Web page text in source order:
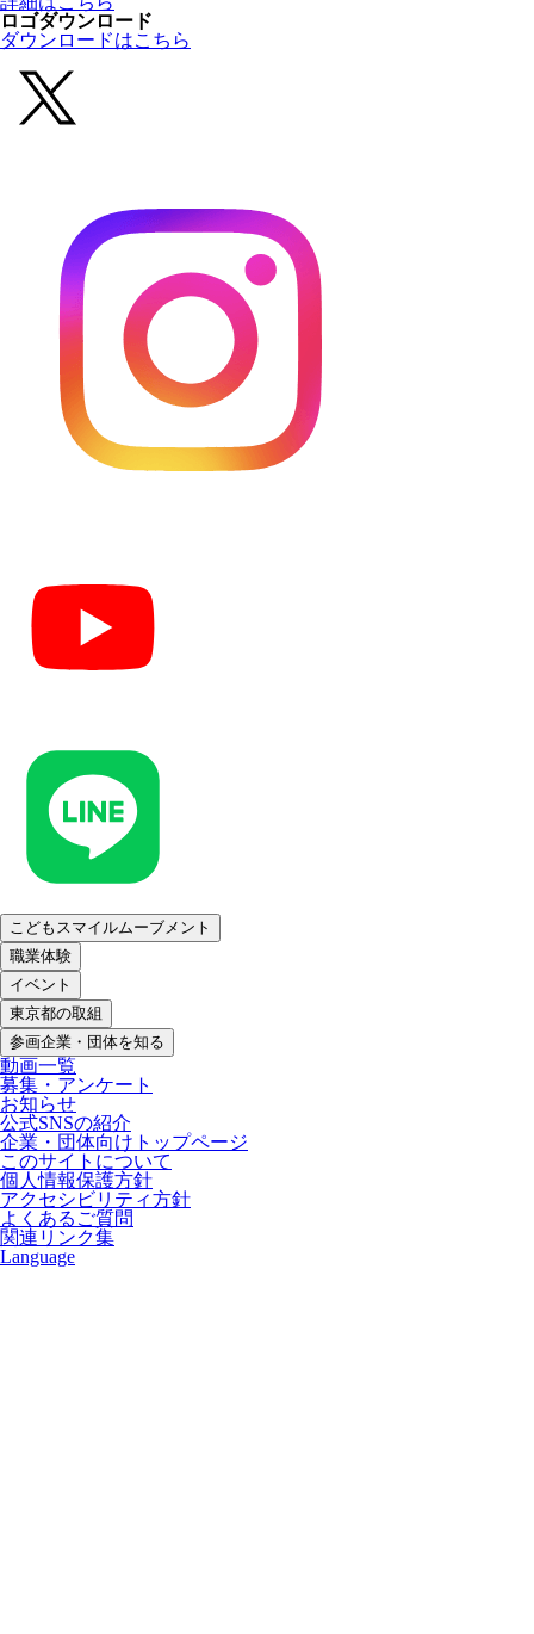
ロゴダウンロード
ダウンロードはこちら
こどもスマイルムーブメント
職業体験
イベント
東京都の取組
参画企業・団体を知る
動画一覧
募集・アンケート
お知らせ
公式SNSの紹介
企業・団体向けトップページ
このサイトについて
個人情報保護方針
アクセシビリティ方針
よくあるご質問
関連リンク集
Language